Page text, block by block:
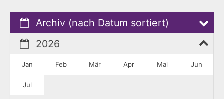
Archiv (nach Datum sortiert)
2026
Jan Feb Mär Apr Mai Jun
Jul